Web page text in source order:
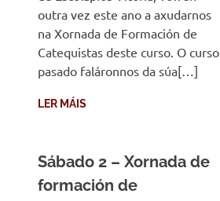
outra vez este ano a axudarnos
na Xornada de Formación de
Catequistas deste curso. O curso
pasado faláronnos da súa[…]
LER MÁIS
Sábado 2 – Xornada de
formación de